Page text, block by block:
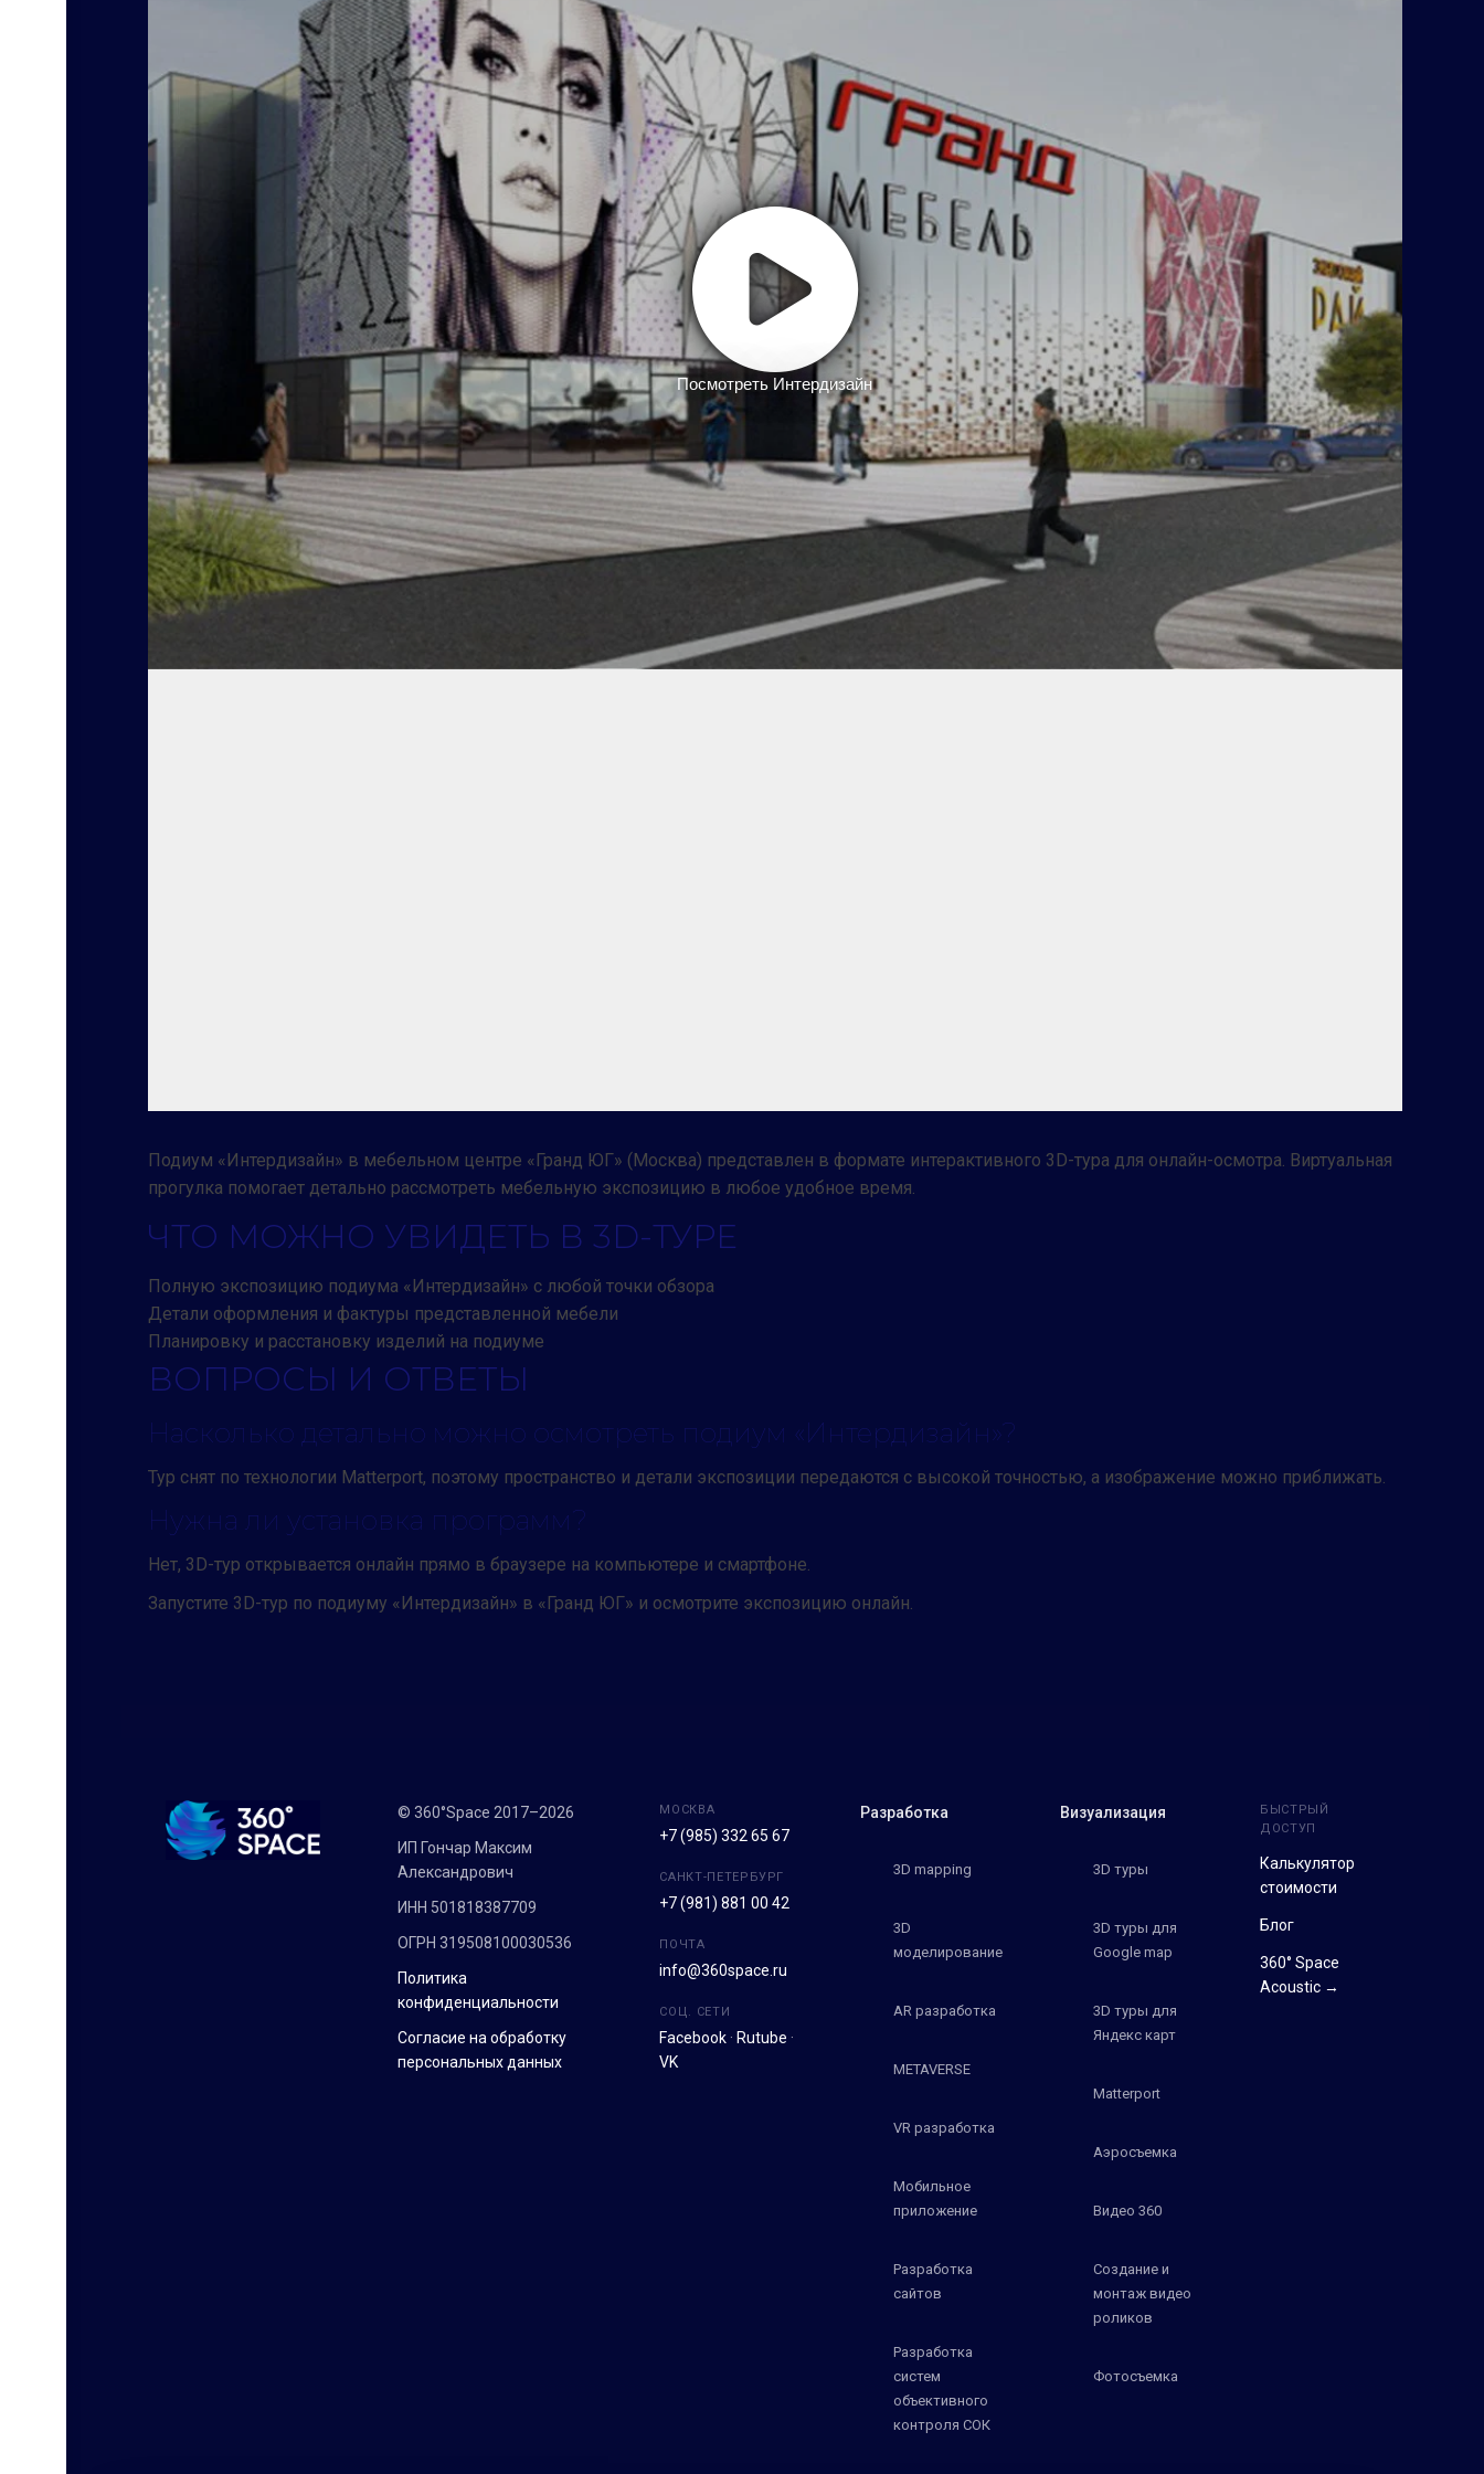
Посмотреть Интердизайн
Подиум «Интердизайн» в мебельном центре «Гранд ЮГ» (Москва) представлен в формате интерактивного 3D-тура для онлайн-осмотра. Виртуальная
прогулка помогает детально рассмотреть мебельную экспозицию в любое удобное время.
ЧТО МОЖНО УВИДЕТЬ В 3D-ТУРЕ
Полную экспозицию подиума «Интердизайн» с любой точки обзора
Детали оформления и фактуры представленной мебели
Планировку и расстановку изделий на подиуме
ВОПРОСЫ И ОТВЕТЫ
Насколько детально можно осмотреть подиум «Интердизайн»?
Тур снят по технологии Matterport, поэтому пространство и детали экспозиции передаются с высокой точностью, а изображение можно приближать.
Нужна ли установка программ?
Нет, 3D-тур открывается онлайн прямо в браузере на компьютере и смартфоне.
Запустите 3D-тур по подиуму «Интердизайн» в «Гранд ЮГ» и осмотрите экспозицию онлайн.
© 360°Space 2017–2026
ИП Гончар Максим
Александрович
ИНН 501818387709
ОГРН 319508100030536
Политика
конфиденциальности
Согласие на обработку
персональных данных
МОСКВА
+7 (985) 332 65 67
САНКТ-ПЕТЕРБУРГ
+7 (981) 881 00 42
ПОЧТА
info@360space.ru
СОЦ. СЕТИ
Facebook · Rutube ·
VK
Разработка
3D mapping
3D
моделирование
AR разработка
METAVERSE
VR разработка
Мобильное
приложение
Разработка
сайтов
Разработка
систем
объективного
контроля СОК
Визуализация
3D туры
3D туры для
Google map
3D туры для
Яндекс карт
Matterport
Аэросъемка
Видео 360
Создание и
монтаж видео
роликов
Фотосъемка
БЫСТРЫЙ
ДОСТУП
Калькулятор
стоимости
Блог
360° Space
Acoustic →